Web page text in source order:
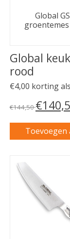
Global
groentemes
Global
rood
€4,00 korting
€144,50
Toevoegen
Carrousel van